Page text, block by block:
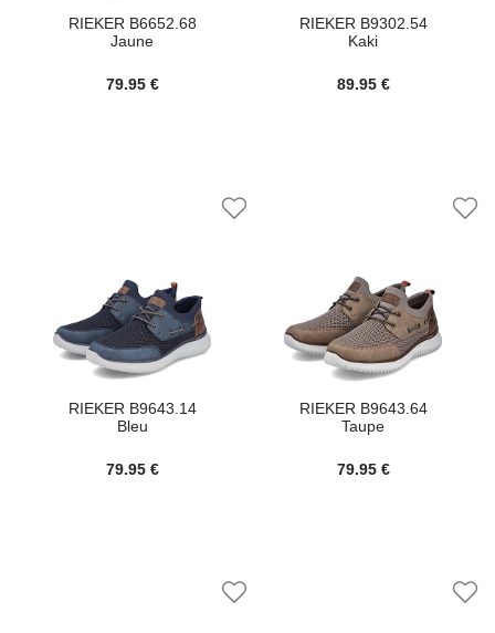
RIEKER B6652.68
Jaune
79.95 €
RIEKER B9302.54
Kaki
89.95 €
RIEKER B9643.14
Bleu
79.95 €
RIEKER B9643.64
Taupe
79.95 €